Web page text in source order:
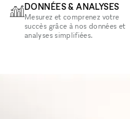
DONNÉES & ANALYSES
Mesurez et comprenez votre
succès grâce à nos données et
analyses simplifiées.